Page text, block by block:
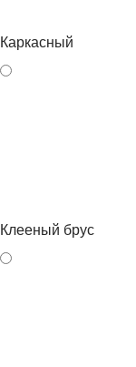
Каркасный
Клееный брус